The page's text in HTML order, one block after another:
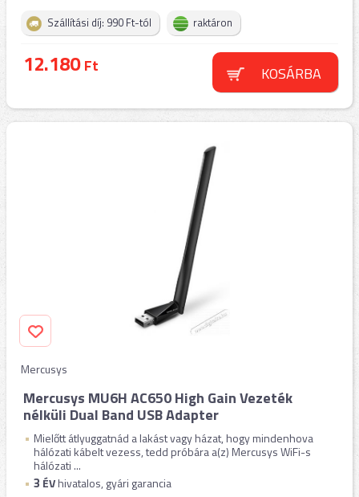
Szállítási díj: 990 Ft-tól raktáron
12.180Ft KOSÁRBA
Mercusys
Mercusys MU6H AC650 High Gain Vezeték
nélküli Dual Band USB Adapter
Mielőtt átlyuggatnád a lakást vagy házat, hogy mindenhova
hálózati kábelt vezess, tedd próbára a(z) Mercusys WiFi-s
hálózati ...
3 ÉVhivatalos, gyári garancia